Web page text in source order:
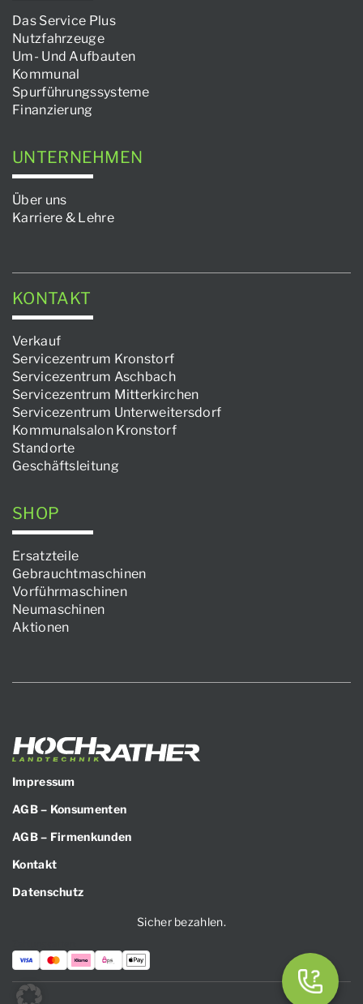
Das Service Plus
Nutzfahrzeuge
Um- Und Aufbauten
Kommunal
Spurführungssysteme
Finanzierung
UNTERNEHMEN
Über uns
Karriere & Lehre
KONTAKT
Verkauf
Servicezentrum Kronstorf
Servicezentrum Aschbach
Servicezentrum Mitterkirchen
Servicezentrum Unterweitersdorf
Kommunalsalon Kronstorf
Standorte
Geschäftsleitung
SHOP
Ersatzteile
Gebrauchtmaschinen
Vorführmaschinen
Neumaschinen
Aktionen
Impressum
AGB – Konsumenten
AGB – Firmenkunden
Kontakt
Datenschutz
Sicher bezahlen.